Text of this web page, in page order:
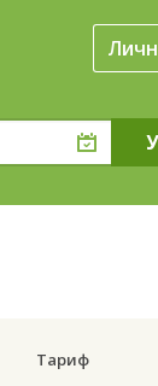
Тариф